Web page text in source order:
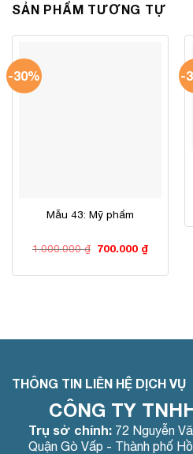
SẢN PHẨM TƯƠNG TỰ
-30%
Mẫu 43: Mỹ phẩm
1.000.000₫ Giá
1.000.000 ₫.
700.000 ₫Giá
là:
-
THÔNG TIN LIÊN HỆ DỊCH VỤ
CÔNG TY
Trụ sở chính:72 Nguyễn
Quận Gò Vấp - Thành phố